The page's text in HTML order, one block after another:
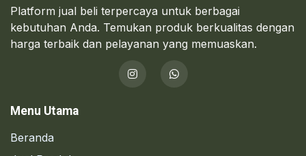
Platform jual beli terpercaya untuk berbagai
kebutuhan Anda. Temukan produk berkualitas dengan
harga terbaik dan pelayanan yang memuaskan.
Menu Utama
Beranda